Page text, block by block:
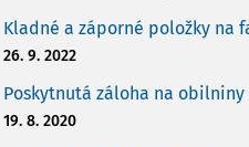
Kladné a záporné položky na
26. 9. 2022
Poskytnutá záloha na
19. 8. 2020